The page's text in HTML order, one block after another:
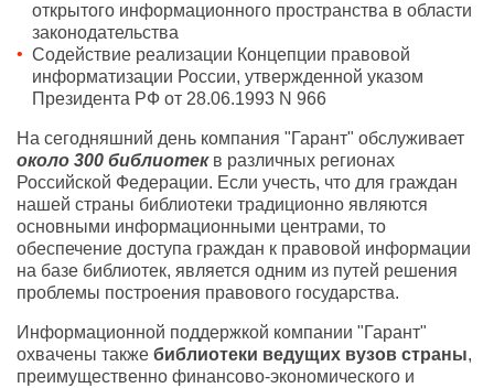
открытого информационного пространства в области
законодательства
Содействие реализации Концепции правовой
информатизации России, утвержденной указом
Президента РФ от 28.06.1993 N 966
На сегодняшний день компания "Гарант" обслуживает
около 300 библиотекв различных регионах
Российской Федерации. Если учесть, что для граждан
нашей страны библиотеки традиционно являются
основными информационными центрами, то
обеспечение доступа граждан к правовой информации
на базе библиотек, является одним из путей решения
проблемы построения правового государства.
Информационной поддержкой компании "Гарант"
охвачены также библиотеки ведущих вузов страны,
преимущественно финансово-экономического и